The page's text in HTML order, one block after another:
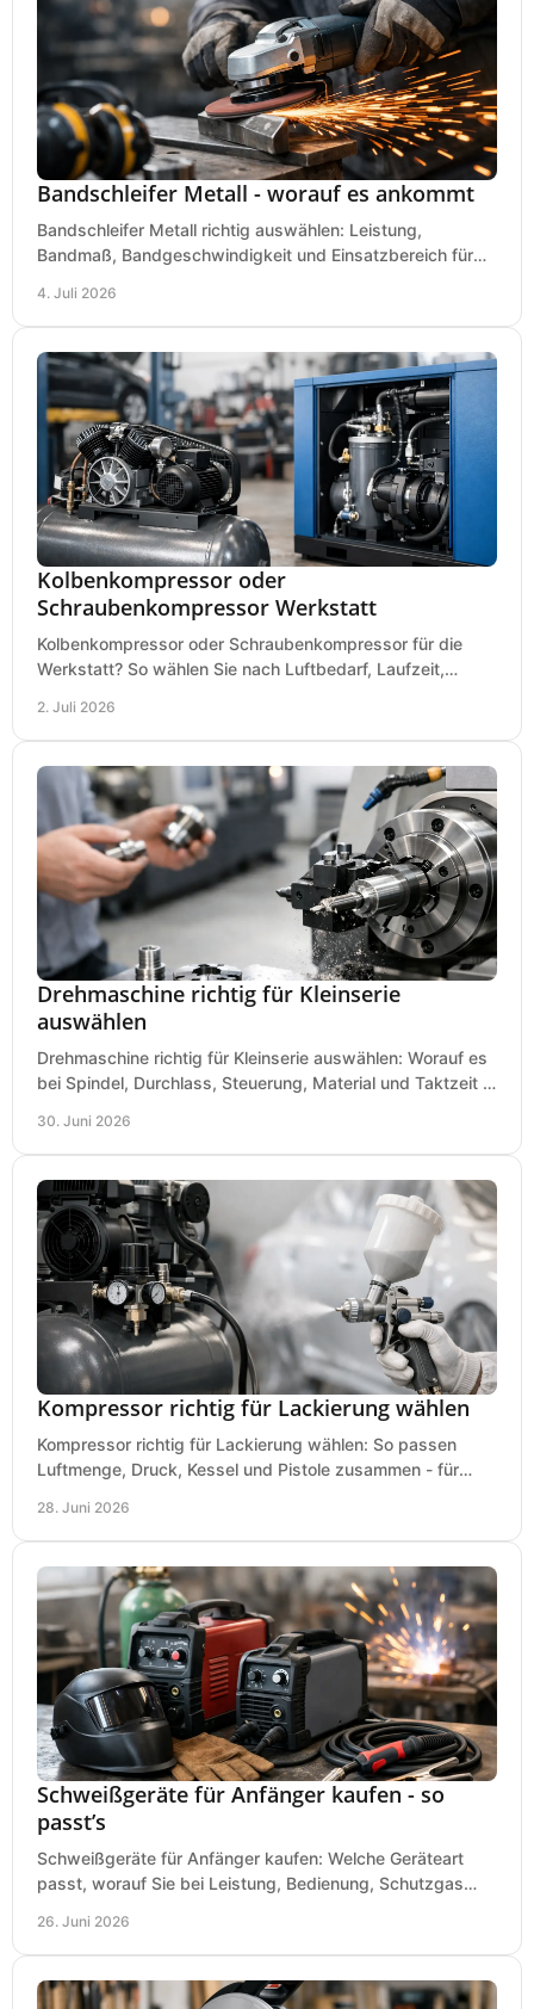
Bandschleifer Metall - worauf es ankommt
Bandschleifer Metall richtig auswählen: Leistung,
Bandmaß, Bandgeschwindigkeit und Einsatzbereich für
4. Juli 2026
Kolbenkompressor oder
Schraubenkompressor Werkstatt
Kolbenkompressor oder Schraubenkompressor für die
Werkstatt? So wählen Sie nach Luftbedarf, Laufzeit,
2. Juli 2026
Drehmaschine richtig für Kleinserie
auswählen
Drehmaschine richtig für Kleinserie auswählen: Worauf es
bei Spindel, Durchlass, Steuerung, Material und Taktzeit in
30. Juni 2026
Kompressor richtig für Lackierung wählen
Kompressor richtig für Lackierung wählen: So passen
Luftmenge, Druck, Kessel und Pistole zusammen - für
28. Juni 2026
Schweißgeräte für Anfänger kaufen - so
passt’s
Schweißgeräte für Anfänger kaufen: Welche Geräteart
passt, worauf Sie bei Leistung, Bedienung, Schutzgas
26. Juni 2026